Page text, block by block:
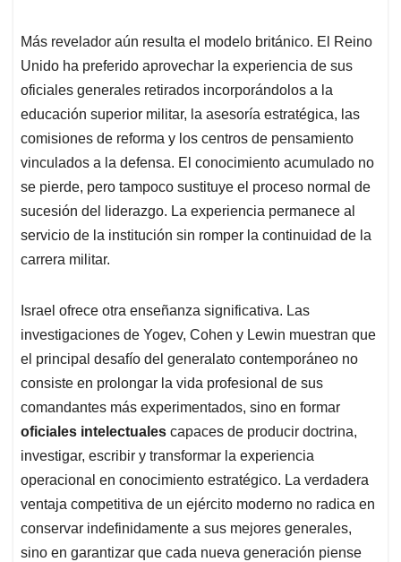
Más revelador aún resulta el modelo británico. El Reino
Unido ha preferido aprovechar la experiencia de sus
oficiales generales retirados incorporándolos a la
educación superior militar, la asesoría estratégica, las
comisiones de reforma y los centros de pensamiento
vinculados a la defensa. El conocimiento acumulado no
se pierde, pero tampoco sustituye el proceso normal de
sucesión del liderazgo. La experiencia permanece al
servicio de la institución sin romper la continuidad de la
carrera militar.
Israel ofrece otra enseñanza significativa. Las
investigaciones de Yogev, Cohen y Lewin muestran que
el principal desafío del generalato contemporáneo no
consiste en prolongar la vida profesional de sus
comandantes más experimentados, sino en formar
oficiales intelectuales capaces de producir doctrina,
investigar, escribir y transformar la experiencia
operacional en conocimiento estratégico. La verdadera
ventaja competitiva de un ejército moderno no radica en
conservar indefinidamente a sus mejores generales,
sino en garantizar que cada nueva generación piense